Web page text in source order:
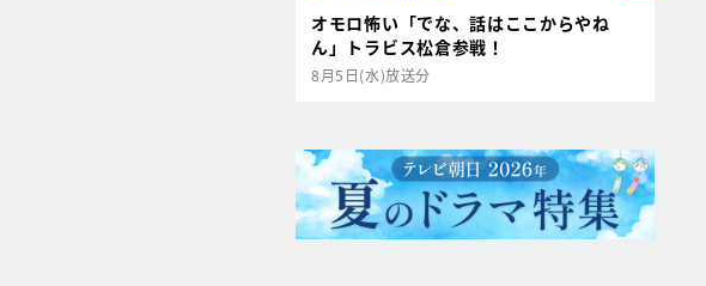
オモロ怖い「でな、話はここからやね
ん」トラビス松倉参戦！
8月5日(水)放送分